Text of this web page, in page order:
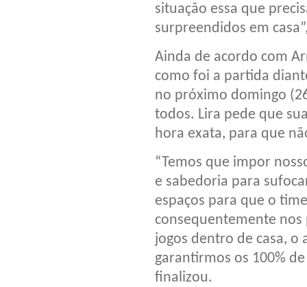
situação essa que
surpreendidos em
Ainda de acordo com
como foi a partida
no próximo domingo
todos. Lira pede que
hora exata, para que
“Temos que impor
e sabedoria para
espaços para que o
consequentemente nos
jogos dentro de casa,
garantirmos os 100%
finalizou.